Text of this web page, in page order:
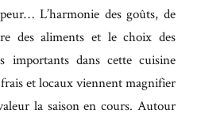
L’harmonie des goûts, de
des aliments et le choix des
importants dans cette cuisine
et locaux viennent magnifier
la saison en cours. Autour